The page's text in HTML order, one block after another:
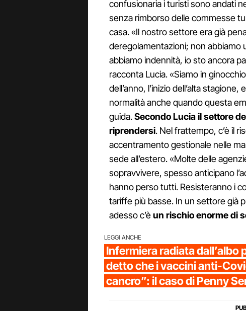
confusionaria i turisti sono andati
senza rimborso delle commesse
casa. «Il nostro settore era già
deregolamentazioni; non abbiamo
abbiamo indennità, io sto ancora
racconta Lucia. «Siamo in
dell’anno, l’inizio dell’alta
normalità anche quando questa
guida.Secondo Lucia il settore
riprendersi. Nel frattempo, c’è il
accentramento gestionale nelle
sede all’estero. «Molte delle
sopravvivere, spesso anticipano
hanno perso tutti. Resisteranno i
tariffe più basse. In un settore già
adesso c’èun rischio enorme di
LEGGI ANCHE
Infermiera radiata dall’albo
detto che i vaccini anti-
cancro”: il caso di Penny